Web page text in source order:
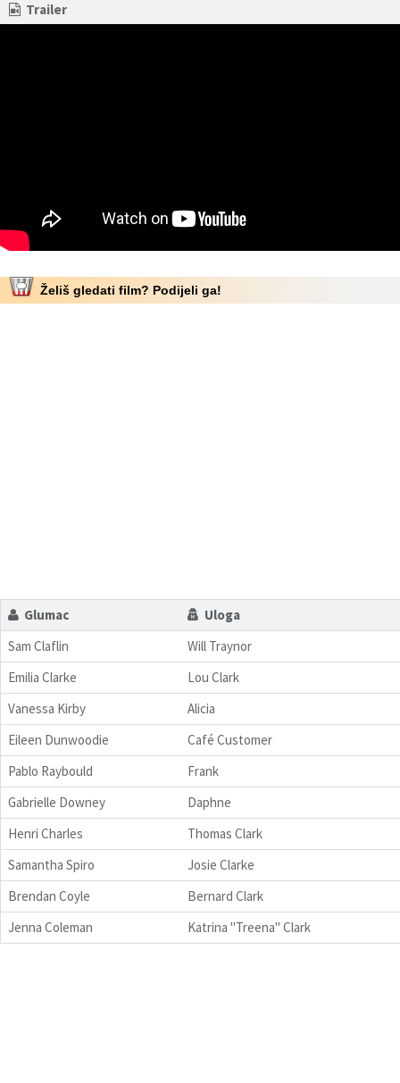
Trailer
Želiš gledati film? Podijeli ga!
Glumac
Uloga
Sam Claflin
Will Traynor
Emilia Clarke
Lou Clark
Vanessa Kirby
Alicia
Eileen Dunwoodie
Café Customer
Pablo Raybould
Frank
Gabrielle Downey
Daphne
Henri Charles
Thomas Clark
Samantha Spiro
Josie Clarke
Brendan Coyle
Bernard Clark
Jenna Coleman
Katrina "Treena" Clark